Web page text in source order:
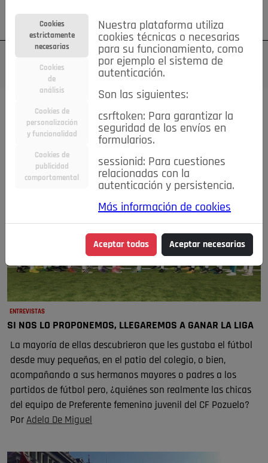
Su cuenta Regístrese ¿Olvidó su contraseña?
Magazine
DESTACADA
ENTREVISTAS
SI NOS LO PROPONEMOS, LLEGAREMOS A GANAR LA LIGA
La mayoría de ellas descubrieron que les gustaba el fútbol
desde muy pequeñas, en el patio del colegio, o bien,
acompañando a sus hermanos mayores o padres a los
partidos de fútbol pero, ¿quiénes son realmente las chicas
del equipo de Preferente femenino juvenil del CF Pozuelo?
Por Adela De Miguel
Cookies
estrictamente
necesarias
Cookies
de
análisis
Cookies de
personalización
y funcionalidad
Cookies de
publicidad
comportamental
Nuestra plataforma utiliza
cookies técnicas o necesarias
para su funcionamiento, como
por ejemplo el sistema de
autenticación.
Son las siguientes:
csrftoken: Para garantizar la
seguridad de los envíos en
formularios.
sessionid: Para cuestiones
relacionadas con la
autenticación y persistencia.
Más información de cookies
Aceptar todas Aceptar necesarias